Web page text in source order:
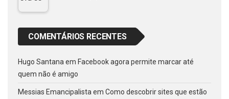
COMENTÁRIOS RECENTES
Hugo Santana em Facebook agora permite marcar até
quem não é amigo
Messias Emancipalista em Como descobrir sites que estão